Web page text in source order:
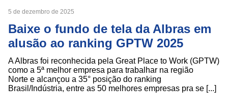
5 de dezembro de 2025
Baixe o fundo de tela da Albras em
alusão ao ranking GPTW 2025
A Albras foi reconhecida pela Great Place to Work (GPTW)
como a 5ª melhor empresa para trabalhar na região
Norte e alcançou a 35° posição do ranking
Brasil/Indústria, entre as 50 melhores empresas pra se [...]